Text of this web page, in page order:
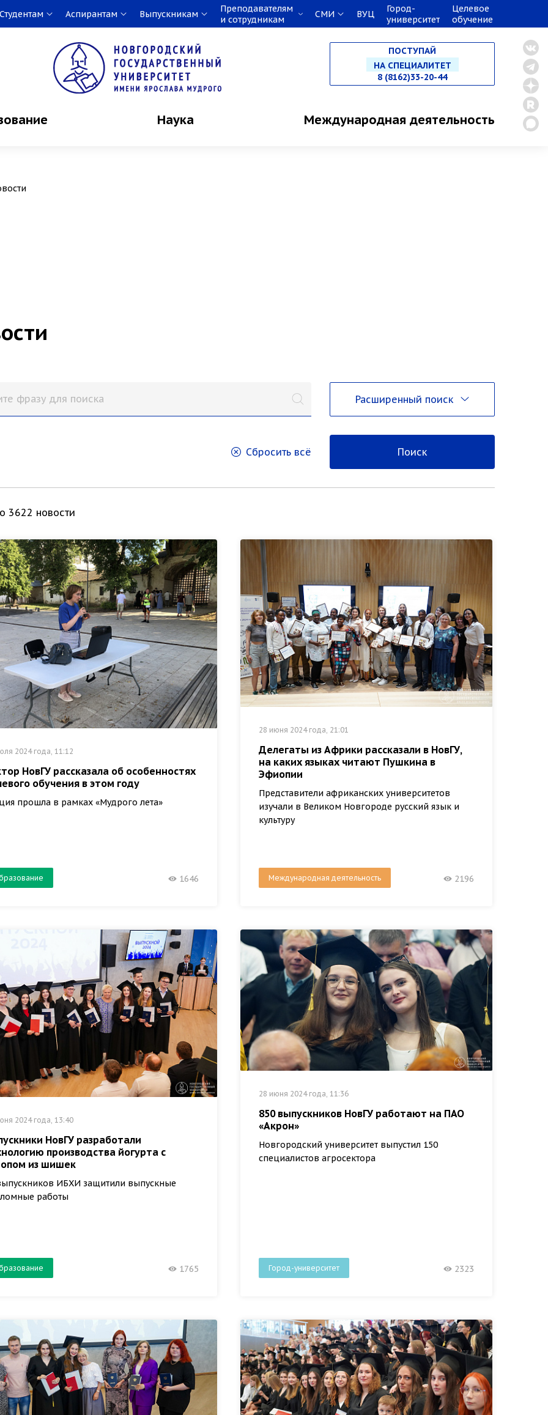
Аспирантам Выпускникам
Преподавателям
и сотрудникам
СМИ ВУЦ
Город-
университет
Целевое
обучение
ПОСТУПАЙ
НА БАКАЛАВРИАТ
НА СПЕЦИАЛИТЕТ
8 (8162)33-20-44
Наука Международная деятельность
Расширенный поиск
Сбросить всё
3622 новости
2024 года, 11:12
НовГУ рассказала об особенностях
обучения в этом году
прошла в рамках «Мудрого лета»
1646
28 июня 2024 года, 21:01
Делегаты из Африки рассказали в НовГУ,
на каких языках читают Пушкина в
Эфиопии
Представители африканских университетов
изучали в Великом Новгороде русский язык и
культуру
Международная деятельность 2196
2024 года, 13:40
НовГУ разработали
производства йогурта с
из шишек
ИБХИ защитили выпускные
работы
1765
28 июня 2024 года, 11:36
850 выпускников НовГУ работают на ПАО
«Акрон»
Новгородский университет выпустил 150
специалистов агросектора
Город-университет 2323